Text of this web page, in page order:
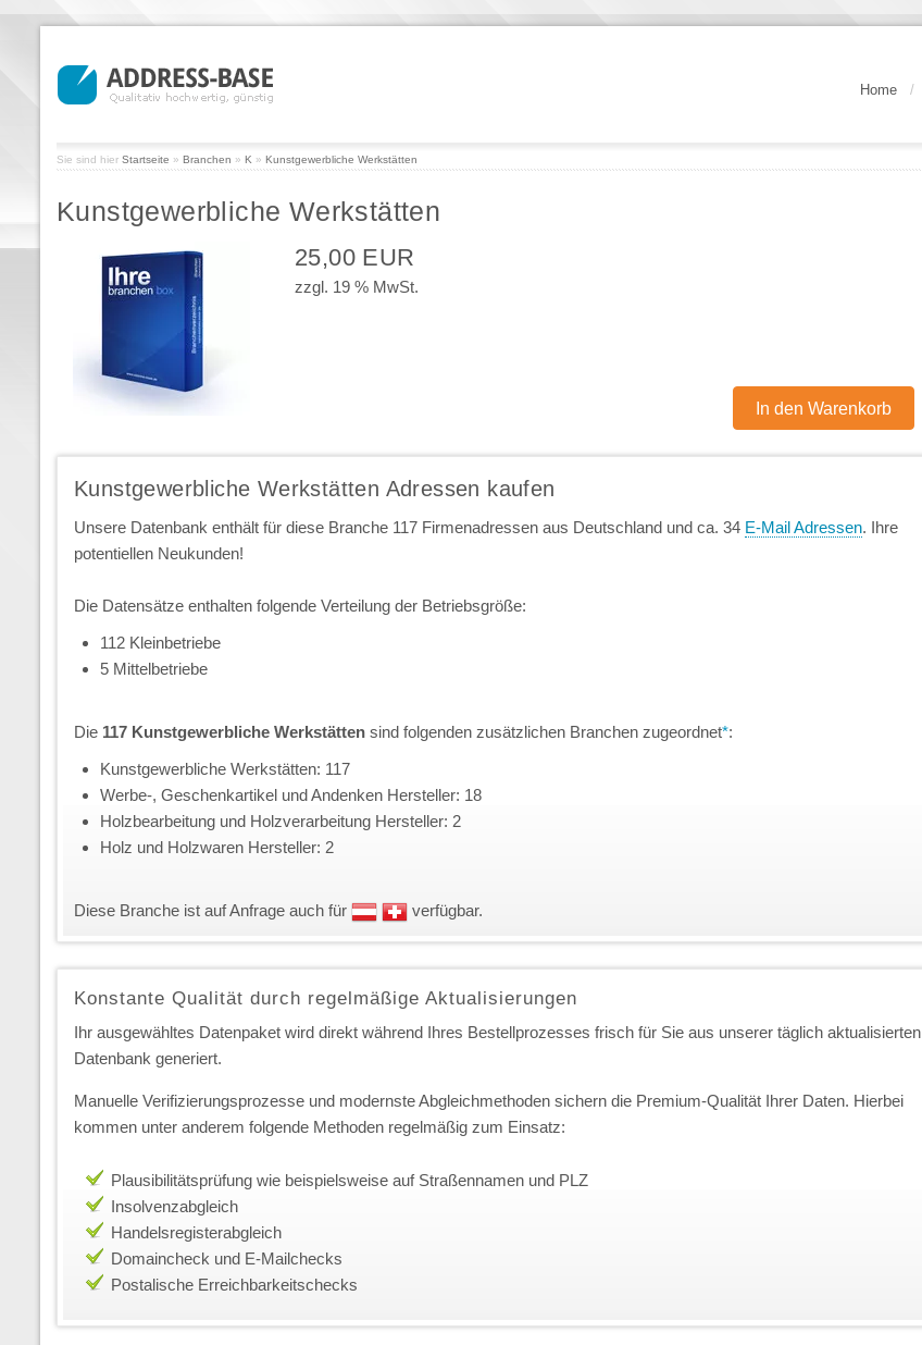
Home /
Sie sind hier Startseite » Branchen » K » Kunstgewerbliche Werkstätten
Kunstgewerbliche Werkstätten
25,00 EUR
zzgl. 19 % MwSt.
Kunstgewerbliche Werkstätten Adressen kaufen
Unsere Datenbank enthält für diese Branche 117 Firmenadressen aus Deutschland und ca. 34 E-Mail Adressen. Ihre
potentiellen Neukunden!
Die Datensätze enthalten folgende Verteilung der Betriebsgröße:
112 Kleinbetriebe
5 Mittelbetriebe
Die 117 Kunstgewerbliche Werkstätten sind folgenden zusätzlichen Branchen zugeordnet*:
Kunstgewerbliche Werkstätten: 117
Werbe-, Geschenkartikel und Andenken Hersteller: 18
Holzbearbeitung und Holzverarbeitung Hersteller: 2
Holz und Holzwaren Hersteller: 2
Diese Branche ist auf Anfrage auch für verfügbar.
Konstante Qualität durch regelmäßige Aktualisierungen
Ihr ausgewähltes Datenpaket wird direkt während Ihres Bestellprozesses frisch für Sie aus unserer täglich aktualisierten
Datenbank generiert.
Manuelle Verifizierungsprozesse und modernste Abgleichmethoden sichern die Premium-Qualität Ihrer Daten. Hierbei
kommen unter anderem folgende Methoden regelmäßig zum Einsatz:
Plausibilitätsprüfung wie beispielsweise auf Straßennamen und PLZ
Insolvenzabgleich
Handelsregisterabgleich
Domaincheck und E-Mailchecks
Postalische Erreichbarkeitschecks